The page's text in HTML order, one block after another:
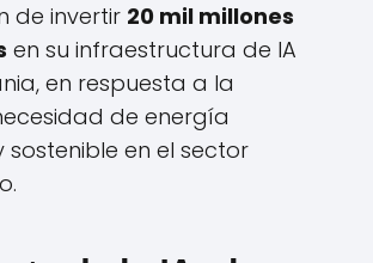
de invertir 20 mil millones
en su infraestructura de IA
en respuesta a la
de energía
en el sector